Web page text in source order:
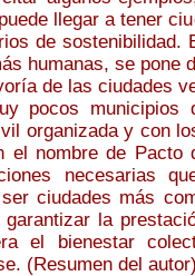
llegar a tener
de sostenibilidad.
humanas, se pone
de las ciudades
pocos
organizada y con
el nombre de Pacto
necesarias
ciudades más
la
el bienestar
(Resumen del